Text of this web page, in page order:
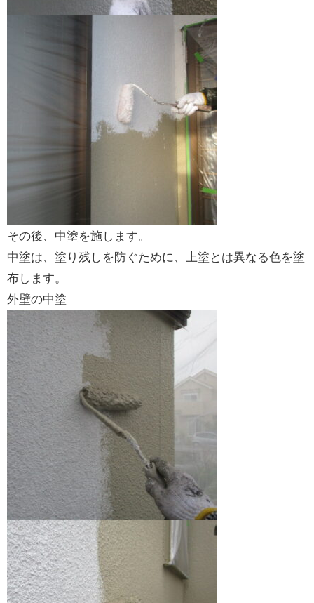
その後、中塗を施します。
中塗は、塗り残しを防ぐために、上塗とは異なる色を塗
布します。
外壁の中塗